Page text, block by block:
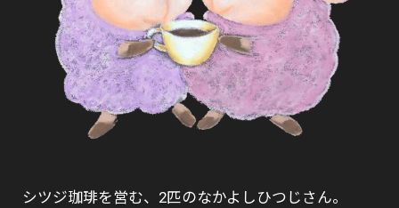
シツジ珈琲を営む、2匹のなかよしひつじさん。